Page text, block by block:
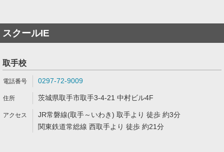
スクールIE
取手校
0297-72-9009
茨城県取手市取手3-4-21 中村ビル4F
JR常磐線(取手～いわき) 取手より 徒歩 約3分
関東鉄道常総線 西取手より 徒歩 約21分